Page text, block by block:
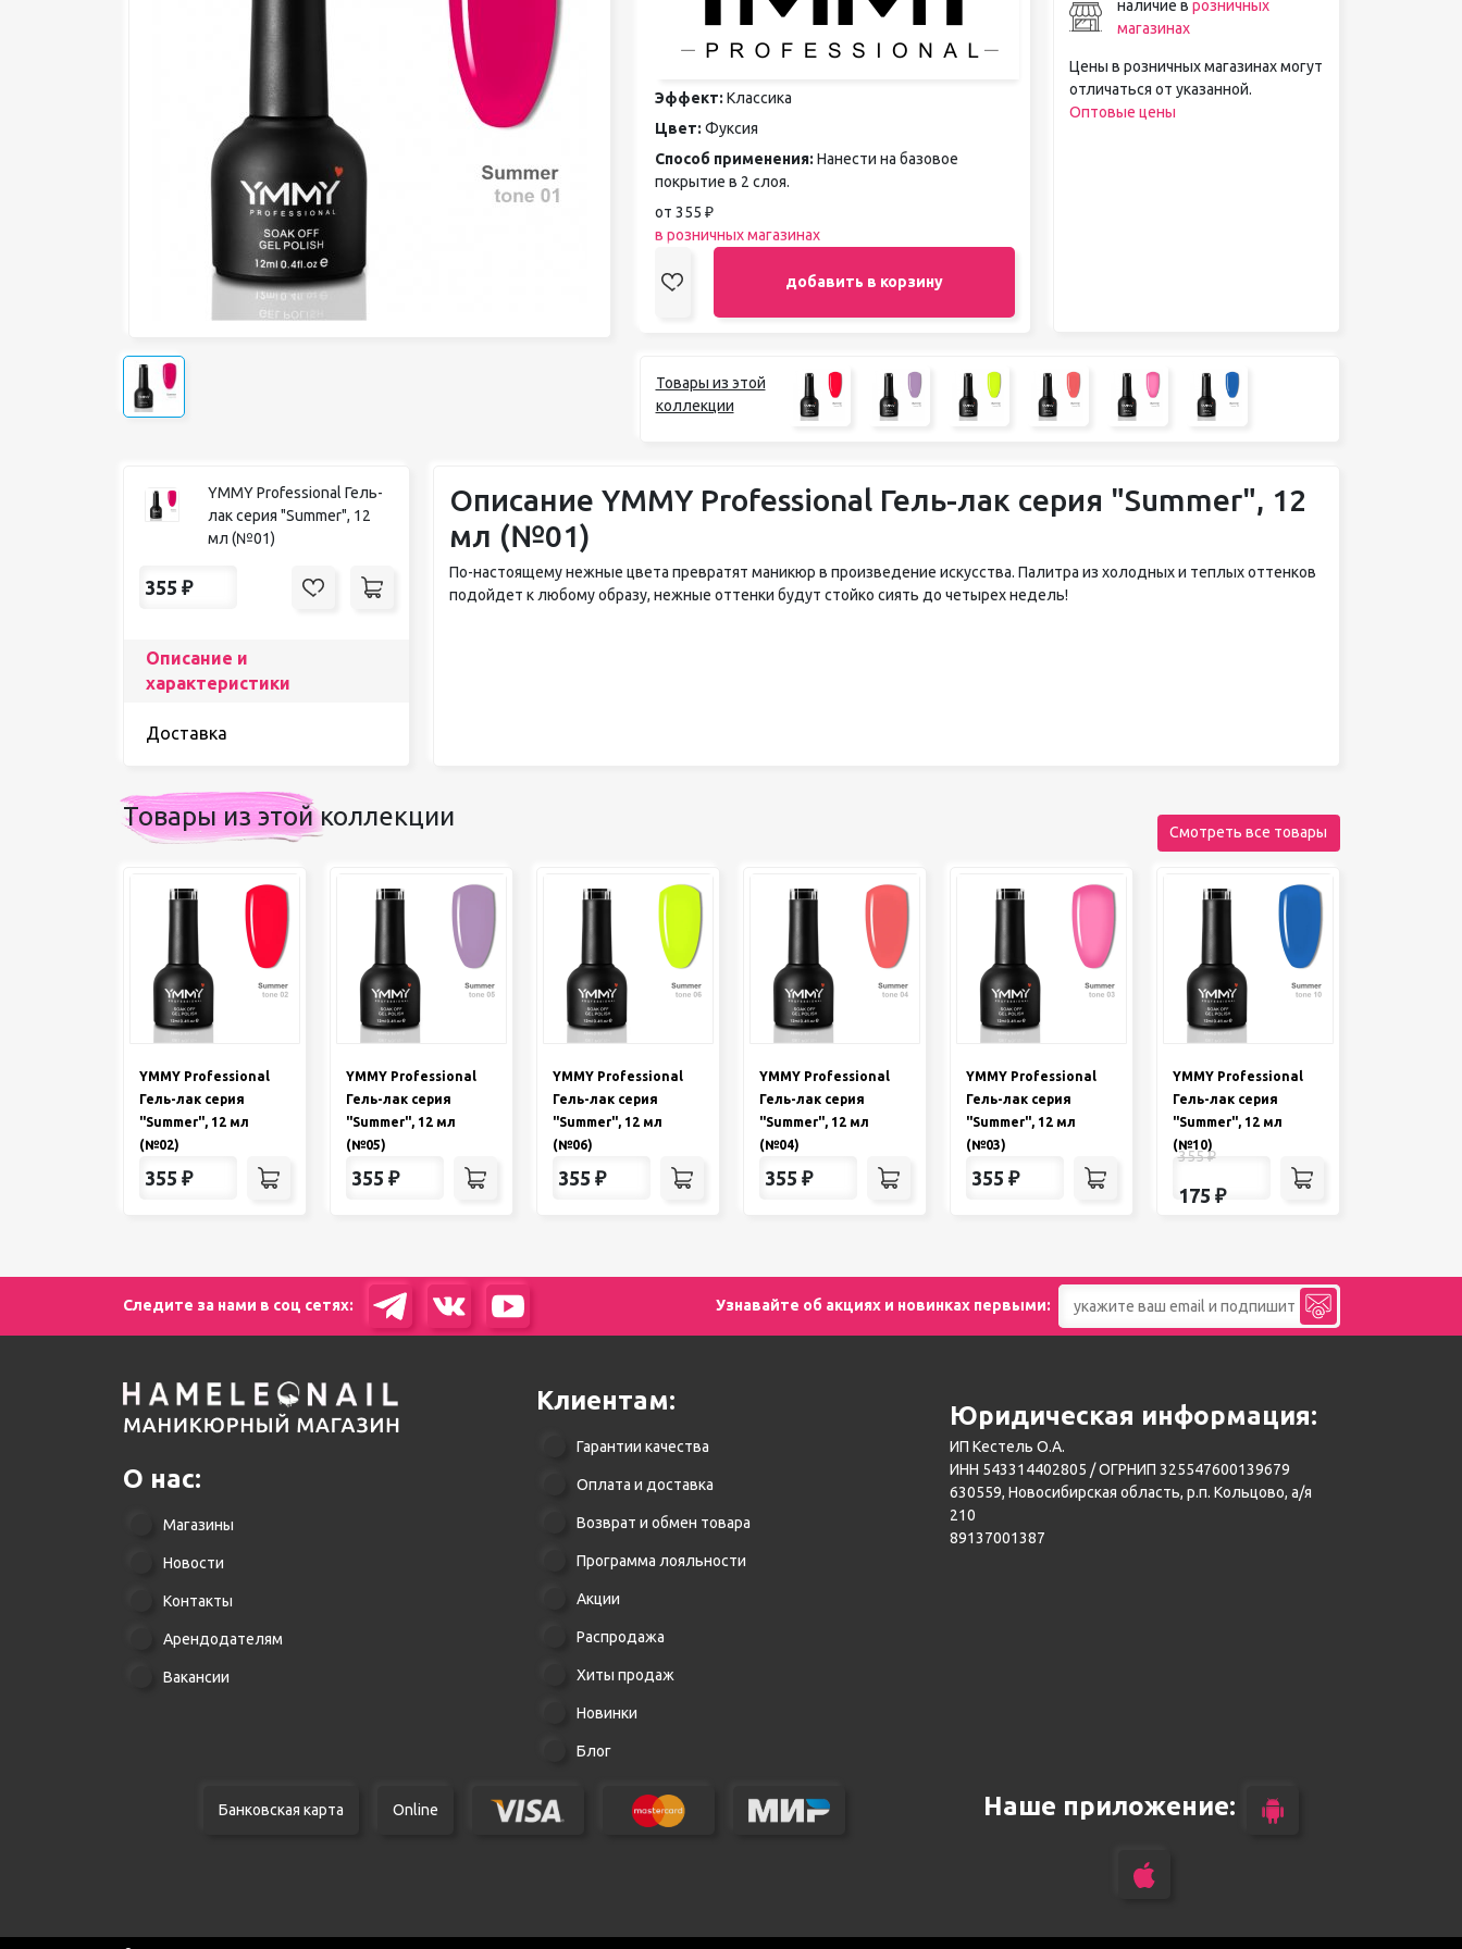
Лампы для сушки ногтей
Лечение и уход за кутикулой и
Пилки для ногтей
щелочного педикюра
Стерилизаторы
Оборудование
Эффект: Классика
Цвет: Фуксия
Способ применения: Нанести на базовое
покрытие в 2 слоя.
от 355 ₽
в розничных магазинах
добавить в корзину
наличие в розничных
магазинах
Цены в розничных магазинах могут
отличаться от указанной.
Оптовые цены
Товары из этой
коллекции
YMMY Professional Гель-
лак серия "Summer", 12
мл (№01)
355 ₽
Описание и
характеристики
Доставка
Описание YMMY Professional Гель-лак серия "Summer", 12
мл (№01)
По-настоящему нежные цвета превратят маникюр в произведение искусства. Палитра из холодных и теплых оттенков
подойдет к любому образу, нежные оттенки будут стойко сиять до четырех недель!
Товары из этой коллекции
YMMY Professional
Гель-лак серия
"Summer", 12 мл
(№02)
355 ₽
YMMY Professional
Гель-лак серия
"Summer", 12 мл
(№05)
355 ₽
YMMY Professional
Гель-лак серия
"Summer", 12 мл
(№06)
355 ₽
YMMY Professional
Гель-лак серия
"Summer", 12 мл
(№04)
355 ₽
YMMY Professional
Гель-лак серия
"Summer", 12 мл
(№03)
355 ₽
YMMY Professional
Гель-лак серия
"Summer", 12 мл
(№10)
355₽
175 ₽
Смотреть все товары
Следите за нами в соц сетях: Узнавайте об акциях и новинках первыми:
О нас:
Магазины
Новости
Контакты
Арендодателям
Вакансии
Клиентам:
Гарантии качества
Оплата и доставка
Возврат и обмен товара
Программа лояльности
Акции
Распродажа
Хиты продаж
Новинки
Блог
Юридическая информация:
ИП Кестель О.А.
ИНН 543314402805 / ОГРНИП 325547600139679
630559, Новосибирская область, р.п. Кольцово, а/я
210
89137001387
Банковская карта Online Наше приложение: